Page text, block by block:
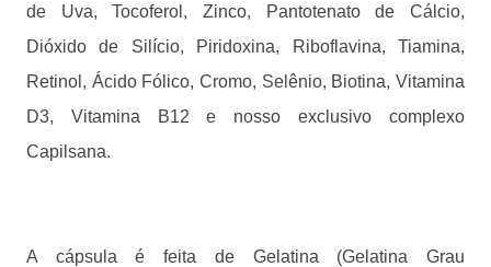
de Uva, Tocoferol, Zinco, Pantotenato de Cálcio,
Dióxido de Silício, Piridoxina, Riboflavina, Tiamina,
Retinol, Ácido Fólico, Cromo, Selênio, Biotina, Vitamina
D3, Vitamina B12 e nosso exclusivo complexo
Capilsana.
A cápsula é feita de Gelatina (Gelatina Grau